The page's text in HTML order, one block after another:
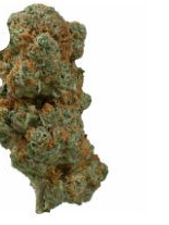
€.
Current
price
is:
8,99 €.